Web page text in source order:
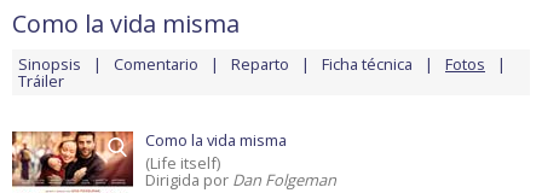
Como la vida misma
Sinopsis Comentario Reparto Ficha técnica Fotos
Tráiler
Como la vida misma
(Life itself)
Dirigida por Dan Folgeman